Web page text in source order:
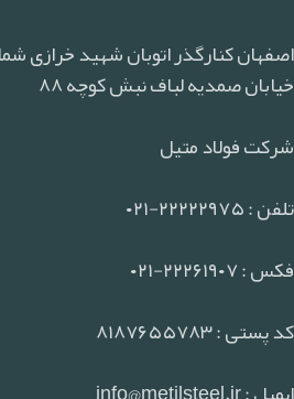
اصفهان کنارگذر اتوبان شهید خرازی
خیابان صمدیه لباف نبش کوچه ۸۸
شرکت فولاد متیل
تلفن : ۲۲۲۲۲۹۷۵-۰۲۱
فکس : ۲۲۲۶۱۹۰۷-۰۲۱
کد پستی : ۸۱۸۷۶۵۵۷۸۳